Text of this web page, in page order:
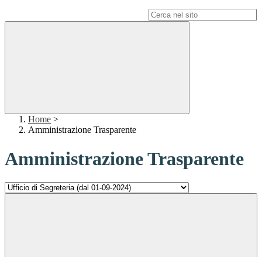
Home >
Amministrazione Trasparente
Amministrazione Trasparente